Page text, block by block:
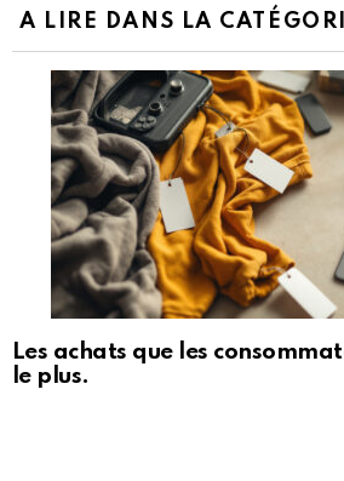
A LIRE DANS LA
Les achats que les
le plus.